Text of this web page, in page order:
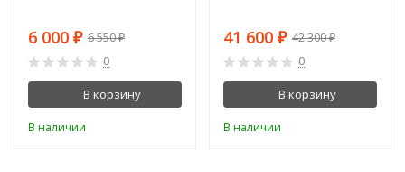
6 000 ₽ 6 550₽
0
В корзину
В наличии
41 600 ₽ 42 300₽
0
В корзину
В наличии